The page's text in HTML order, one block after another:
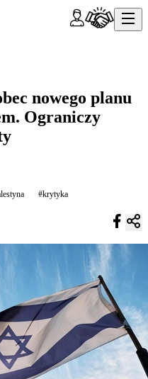
nowego planu
Ograniczy
#krytyka